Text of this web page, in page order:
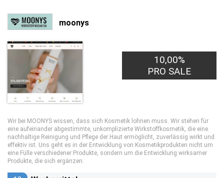
moonys
10,00%
PRO SALE
Wir bei MOONYS wissen, dass sich Kosmetik lohnen muss. Wir stehen für
eine aufeinander abgestimmte, unkomplizierte Wirkstoffkosmetik, die eine
nachhaltige Reinigung und Pflege der Haut ermöglicht, zuverlässig wirkt und
effektiv ist. Uns geht es in der Entwicklung von Kosmetikprodukten nicht um
eine Fülle verschiedener Produkte, sondern um die Entwicklung wirksamer
Produkte, die sich ergänzen.